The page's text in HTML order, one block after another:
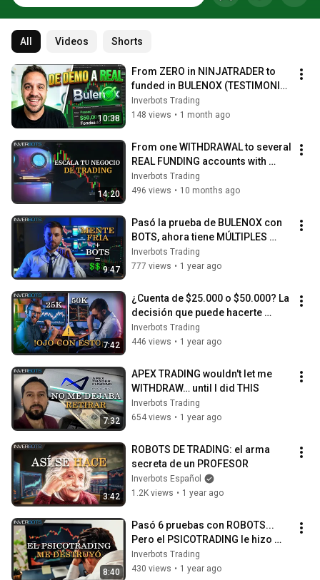
All Videos Shorts
10:38
From ZERO in NINJATRADER to
funded in BULENOX (TESTIMONIAL
with Trading ROBOTS) 📈
Inverbots Trading
148 views • 1 month ago
14:20
From one WITHDRAWAL to several
REAL FUNDING accounts with
TRADING ROBOTS
Inverbots Trading
496 views • 10 months ago
9:47
Pasó la prueba de BULENOX con
BOTS, ahora tiene MÚLTIPLES
cuentas de TRADING
Inverbots Trading
777 views • 1 year ago
7:42
¿Cuenta de $25.000 o $50.000? La
decisión que puede hacerte
perder dinero
Inverbots Trading
446 views • 1 year ago
7:32
APEX TRADING wouldn't let me
WITHDRAW… until I did THIS
Inverbots Trading
654 views • 1 year ago
3:42
ROBOTS DE TRADING: el arma
secreta de un PROFESOR
Inverbots Español
1.2K views • 1 year ago
8:40
Pasó 6 pruebas con ROBOTS...
Pero el PSICOTRADING le hizo
PERDERLO TODO
Inverbots Trading
430 views • 1 year ago